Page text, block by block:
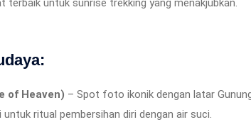
terbaik untuk sunrise trekking yang menakjubkan.
of Heaven) – Spot foto ikonik dengan latar
untuk ritual pembersihan diri dengan air suci.